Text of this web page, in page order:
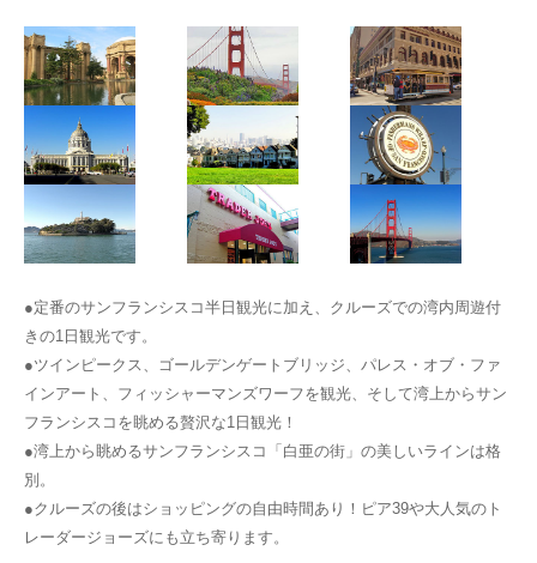
●定番のサンフランシスコ半日観光に加え、クルーズでの湾内周遊付
きの1日観光です。
●ツインピークス、ゴールデンゲートブリッジ、パレス・オブ・ファ
インアート、フィッシャーマンズワーフを観光、そして湾上からサン
フランシスコを眺める贅沢な1日観光！
●湾上から眺めるサンフランシスコ「白亜の街」の美しいラインは格
別。
●クルーズの後はショッピングの自由時間あり！ピア39や大人気のト
レーダージョーズにも立ち寄ります。